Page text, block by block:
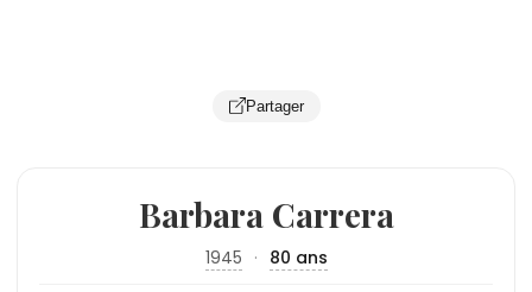
Partager
Barbara Carrera
1945 · 80 ans